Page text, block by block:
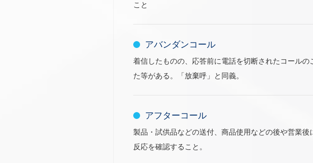
こと
アバンダンコール
着信したものの、応答前に電話を切断されたコール
た等がある。「放棄呼」と同義。
アフターコール
製品・試供品などの送付、商品使用などの後や営業
反応を確認すること。